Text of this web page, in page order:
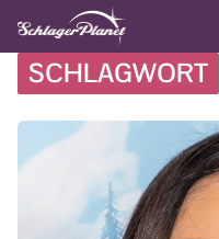
SCHLAGWORT